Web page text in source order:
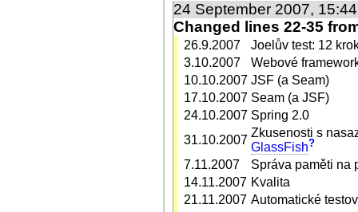
24 September 2007,
Changed lines 22-35
26.9.2007
Joelův test: 12
3.10.2007
Webové
10.10.2007 JSF (a Seam)
17.10.2007 Seam (a JSF)
24.10.2007 Spring 2.0
31.10.2007
Zkusenosti s
GlassFish?
7.11.2007
Správa paměti na
14.11.2007 Kvalita
21.11.2007 Automatické